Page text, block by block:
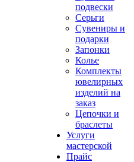
подвески
Серьги
Сувениры и
подарки
Запонки
Колье
Комплекты
ювелирных
изделий на
заказ
Цепочки и
браслеты
Услуги
мастерской
Прайс